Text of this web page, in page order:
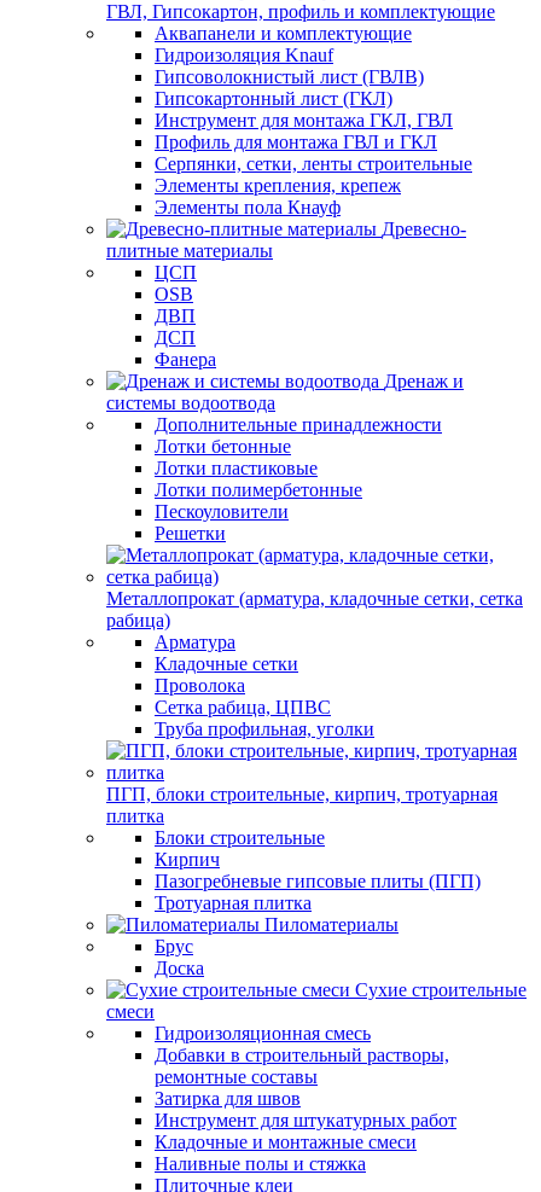
ГВЛ, Гипсокартон, профиль и комплектующие
Аквапанели и комплектующие
Гидроизоляция Knauf
Гипсоволокнистый лист (ГВЛВ)
Гипсокартонный лист (ГКЛ)
Инструмент для монтажа ГКЛ, ГВЛ
Профиль для монтажа ГВЛ и ГКЛ
Серпянки, сетки, ленты строительные
Элементы крепления, крепеж
Элементы пола Кнауф
Древесно-
плитные материалы
ЦСП
OSB
ДВП
ДСП
Фанера
Дренаж и
системы водоотвода
Дополнительные принадлежности
Лотки бетонные
Лотки пластиковые
Лотки полимербетонные
Пескоуловители
Решетки
Металлопрокат (арматура, кладочные сетки, сетка
рабица)
Арматура
Кладочные сетки
Проволока
Сетка рабица, ЦПВС
Труба профильная, уголки
ПГП, блоки строительные, кирпич, тротуарная
плитка
Блоки строительные
Кирпич
Пазогребневые гипсовые плиты (ПГП)
Тротуарная плитка
Пиломатериалы
Брус
Доска
Сухие строительные
смеси
Гидроизоляционная смесь
Добавки в строительный растворы,
ремонтные составы
Затирка для швов
Инструмент для штукатурных работ
Кладочные и монтажные смеси
Наливные полы и стяжка
Плиточные клеи